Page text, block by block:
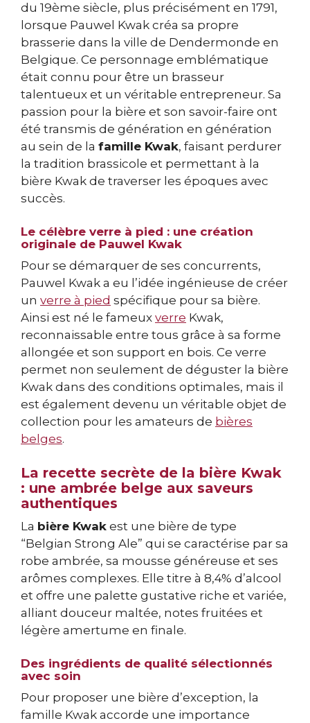
du 19ème siècle, plus précisément en 1791,
lorsque Pauwel Kwak créa sa propre
brasserie dans la ville de Dendermonde en
Belgique. Ce personnage emblématique
était connu pour être un brasseur
talentueux et un véritable entrepreneur. Sa
passion pour la bière et son savoir-faire ont
été transmis de génération en génération
au sein de la famille Kwak, faisant perdurer
la tradition brassicole et permettant à la
bière Kwak de traverser les époques avec
succès.
Le célèbre verre à pied : une création
originale de Pauwel Kwak
Pour se démarquer de ses concurrents,
Pauwel Kwak a eu l’idée ingénieuse de créer
un verre à pied spécifique pour sa bière.
Ainsi est né le fameux verre Kwak,
reconnaissable entre tous grâce à sa forme
allongée et son support en bois. Ce verre
permet non seulement de déguster la bière
Kwak dans des conditions optimales, mais il
est également devenu un véritable objet de
collection pour les amateurs de bières
belges.
La recette secrète de la bière Kwak
: une ambrée belge aux saveurs
authentiques
La bière Kwak est une bière de type
“Belgian Strong Ale” qui se caractérise par sa
robe ambrée, sa mousse généreuse et ses
arômes complexes. Elle titre à 8,4% d’alcool
et offre une palette gustative riche et variée,
alliant douceur maltée, notes fruitées et
légère amertume en finale.
Des ingrédients de qualité sélectionnés
avec soin
Pour proposer une bière d’exception, la
famille Kwak accorde une importance